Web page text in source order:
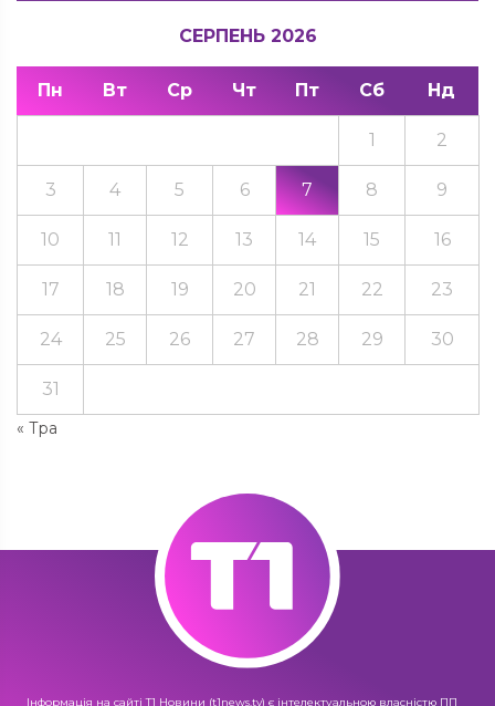
СЕРПЕНЬ 2026
Пн Вт Ср Чт Пт Сб Нд
« Тра
1 2
3 4 5 6 7 8 9
10 11 12 13 14 15 16
17 18 19 20 21 22 23
24 25 26 27 28 29 30
31
Інформація на сайті Т1 Новини (t1news.tv) є інтелектуальною власністю ПП